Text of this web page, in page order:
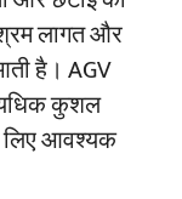
लागत और
है। AGV
कुशल
लिए आवश्यक